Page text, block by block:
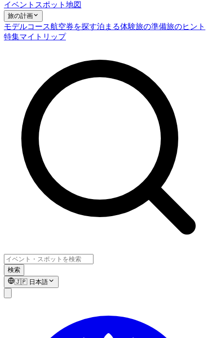
イベント スポット 地図
旅の計画
モデルコース航空券を探す泊まる体験旅の準備旅のヒント
特集マイトリップ
検索
🇯🇵 日本語